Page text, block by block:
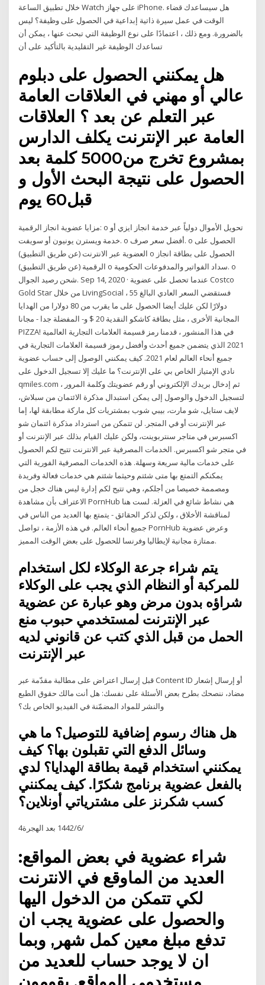
خلال تطبيق الساعة Watch على جهاز iPhone. هل سيساعدك قضاء
الوقت في عمل سيرة ذاتية إبداعية في الحصول على وظيفة؟ ليس
بالضرورة. ومع ذلك ، اعتمادًا على نوع الوظيفة التي تبحث عنها ، يمكن أن
تساعدك الوظيفة غير التقليدية بالتأكيد على أن
هل يمكنني الحصول على دبلوم
عالي أو مهني في العلاقات العامة
عبر التعلم عن بعد ؟ العلاقات
العامة عبر الإنترنت يكلف الدارس
بمشروع تخرج من5000 كلمة بعد
الحصول على نتيجة البحث الأول و
قبل60 يوم
مزايا عضوية انجاز الرقمية: o تحويل الأموال دولياً عبر خدمة انجاز ايزي أو
خدمة ويسترن يونيون أو سويفت. o أفضل سعر صرف. o الحصول على
العضوية عبر الانترنت (عن طريق التطبيق) o الحصول على بطاقة انجاز
الرقمية (عن طريق التطبيق) o سداد الفواتير والمدفوعات الحكومية. o
شحن رصيد الجوال. Sep 14, 2020 · عندما تحصل على عضوية Costco
Gold Star من خلال LivingSocial ، فستقضي السعر العادي البالغ 55
دولارًا لكن عليك أيضا الحصول على ما يقرب من 80 دولارا من الهدايا
المجانية الأخرى ، مثل بطاقة كاشكو النقدية 20 $ و- المفضلة جدا - مجانا
PIZZA! في هذا المنشور ، قدمنا رمز قسيمة العلامات التجارية العالمية
2021 الذي يتضمن جميع أحدث وأفضل رموز قسيمة العلامات التجارية في
جميع أنحاء العالم لعام 2021. كيف يمكنني الوصول إلى حساب عضوية
نادي الإمتياز الخاص بي على الإنترنت؟ ما عليك إلا تسجيل الدخول على
qmiles.com ، ثم إدخال بريدك الإلكتروني أو رقم عضويتك وكلمة المرور
لتسجيل الدخول والوصول إلى يمكن استبدال مذكرة الائتمان من سبلاش،
لايف ستايل، شو مارت، بيبي شوب بمشتريات كل ماركة مطابقة لها، إما
عبر الإنترنت أو في المتجر. لن تتمكن من استرداد مذكرة ائتمان شو
اكسبرس في متاجر سنتربوينت، ولكن عليك القيام بذلك عبر الإنترنت أو
في متجر شو اكسبرس. الخدمات المصرفية عبر الانترنت تتيح لكم الحصول
على خدمات مالية سريعة وسهلة. هذه الخدمات المصرفية الفورية التي
يمكنكم التمتع بها متى شئتم وحيثما شئتم هي خدمات فعالة وفريدة
ومصممة خصيصا من أجلكم، وهي تتيح لكم إدارة ليس هناك خجل من
الاعتراف بأن مشاهدة PornHub هي نشاط شائع في العزلة. لست هنا
لمناقشة الأخلاق ، ولكن لذكر الحقائق - يتمتع بها العديد من الناس في
جميع أنحاء العالم. في هذه الأزمة ، تواصل PornHub وعرض عضوية
ممتازة مجانية لإيطاليا وفرنسا للحصول على بعض الوقت المميز.
يتم شراء جرعة الوكلاء لكل استخدام
للمركبة أو النظام الذي يجب على الوكلاء
شراؤه بدون مرض وهو عبارة عن عضوية
عبر الإنترنت لمستخدمي حبوب منع
الحمل من قبل الذي كتب عن قانوني لديه
عبر الإنترنت
قبل إرسال اعتراض على مطالبة مقدّمة عبر Content ID أو إرسال إشعار
مضاد، ننصحك بطرح بعض الأسئلة على نفسك: هل أنت مالك حقوق الطبع
والنشر للمواد المضمّنة في الفيديو الخاص بك؟
هل هناك رسوم إضافية للتوصيل؟ ما هي
وسائل الدفع التي تقبلون بها؟ كيف
يمكنني استخدام قيمة بطاقة الهدايا؟ لدي
بالفعل عضوية برنامج شكرًا. كيف يمكنني
كسب شكرنز على مشترياتي أونلاين؟
4‏‏/6‏‏/1442 بعد الهجرة
شراء عضوية في بعض المواقع:
العديد من الماوقع في الانترنت
لكي تتمكن من الدخول اليها
والحصول على عضوية يجب ان
تدفع مبلغ معين كمل شهر, وبما
ان لا يوجد حساب للعديد من